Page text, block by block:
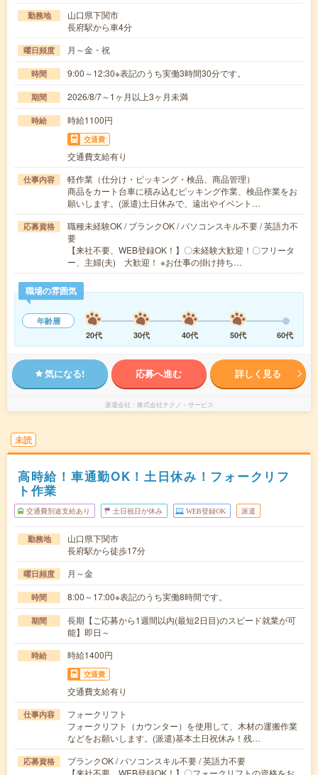
勤務地
山口県下関市
長府駅から車4分
曜日頻度 月～金・祝
時間 9:00～12:30※表記のうち実働3時間30分です。
期間 2026/8/7～1ヶ月以上3ヶ月未満
時給 時給1100円
交通費
交通費支給有り
仕事内容
軽作業（仕分け・ピッキング・検品、商品管理）
商品をカート台車に積み込むピッキング作業、検品作業をお
願いします。(派遣)土日休みで、遠出やイベント…
応募資格
職種未経験OK / ブランクOK / パソコンスキル不要 / 英語力不
要
【来社不要、WEB登録OK！】〇未経験大歓迎！〇フリータ
ー、主婦(夫) 大歓迎！ ※お仕事の掛け持ち…
職場の雰囲気
年齢層
20代
30代 40代 50代 60代
気になる! 応募へ進む 詳しく見る
派遣会社 株式会社テクノ・サービス
未読
高時給！車通勤OK！土日休み！フォークリフ
ト作業
交通費別途支給あり 土日祝日が休み WEB登録OK 派遣
勤務地
山口県下関市
長府駅から徒歩17分
曜日頻度 月～金
時間 8:00～17:00※表記のうち実働8時間です。
期間
長期【ご応募から1週間以内(最短2日目)のスピード就業が可
能】即日～
時給 時給1400円
交通費
交通費支給有り
仕事内容
フォークリフト
フォークリフト（カウンター）を使用して、木材の運搬作業
などをお願いします。(派遣)基本土日祝休み！残…
応募資格
ブランクOK / パソコンスキル不要 / 英語力不要
【来社不要、WEB登録OK！】〇フォークリフトの資格をお